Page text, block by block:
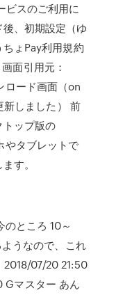
ビスのご利用に
、初期設定（ゆ
ょPay利用規約
面引用元：
ード画面（on
しました） 前
ップ版の
タブレットで
す。
ところ 10～
うなので、これ
2018/07/20 21:50
Gマスター あん